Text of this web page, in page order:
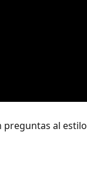
preguntas al estilo